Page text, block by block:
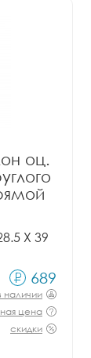
оц.
X 39
689
наличии
цена
скидки